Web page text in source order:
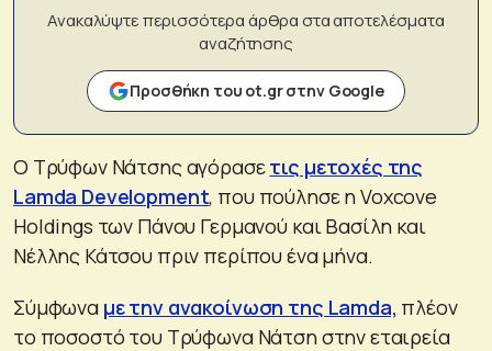
Ανακαλύψτε περισσότερα άρθρα στα αποτελέσματα
αναζήτησης
Προσθήκη του ot.gr στην Google
Ο Τρύφων Νάτσης αγόρασετις μετοχές της
Lamda Development, που πούλησε η Voxcove
Holdings των Πάνου Γερμανού και Βασίλη και
Νέλλης Κάτσου πριν περίπου ένα μήνα.
Σύμφωνα με την ανακοίνωση της Lamda, πλέον
το ποσοστό του Τρύφωνα Νάτση στην εταιρεία